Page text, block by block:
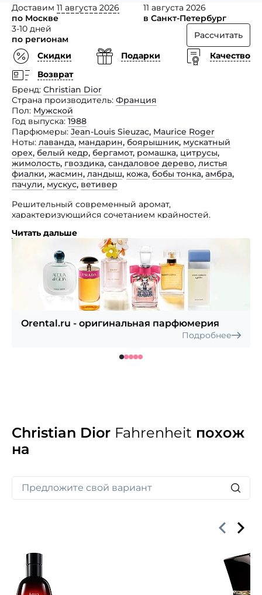
Доставим 11 августа 2026
по Москве
11 августа 2026
в Санкт-Петербург
3-10 дней
по регионам
Рассчитать
Скидки
Подарки
Качество
Возврат
Бренд Christian Dior
Страна производитель Франция
Пол Мужской
Год выпуска 1988
Парфюмеры Jean-Louis Sieuzac, Maurice Roger
Ноты лаванда, мандарин, боярышник, мускатный
орех, белый кедр, бергамот, ромашка, цитрусы,
жимолость, гвоздика, сандаловое дерево, листья
фиалки, жасмин, ландыш, кожа, бобы тонка, амбра,
пачули, мускус, ветивер
Решительный современный аромат,
характеризующийся сочетанием крайностей.
Классика. Fahrenheit — духи, наполненные
противоречиями. Они одновременно теплые
и холодные, тонкие и мощные, нежные и грубые, как
человек, который находится в возрасте полной
зрелости. Свежие, элегантные ноты смешиваются
в совершенную гармонию, чтобы создать теплый,
прозрачный и неповторимый аромат. В начальных
нотах смешиваются искрящийся мандарин
и благородный бергамот, в ноте «сердца» —
мускатный орех и гвоздика, оттененые легкой
фиалковой ноткой. В шлейфе — ветивер, пачули
Читать дальше
Orental.ru - оригинальная парфюмерия
Подробнее
Christian Dior Fahrenheit похож
на